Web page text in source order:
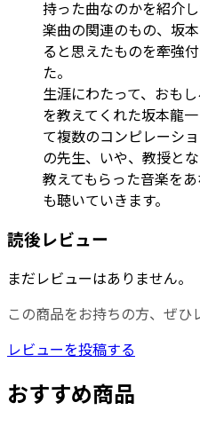
持った曲なのかを紹介
楽曲の関連のもの、坂
ると思えたものを牽強
た。
生涯にわたって、おも
を教えてくれた坂本龍
て複数のコンピレーシ
の先生、いや、教授と
教えてもらった音楽を
も聴いていきます。
読後レビュー
まだレビューはありません。
この商品をお持ちの方、ぜひ
レビューを投稿する
おすすめ商品